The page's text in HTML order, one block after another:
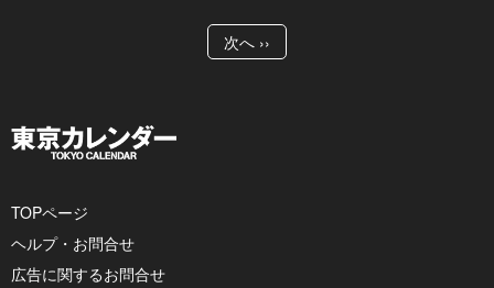
次へ ››
TOPページ
ヘルプ・お問合せ
広告に関するお問合せ